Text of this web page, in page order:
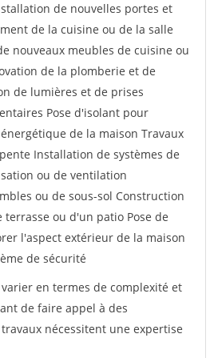
de nouvelles portes et
de la cuisine ou de la salle
nouveaux meubles de cuisine ou
de la plomberie et de
de lumières et de prises
Pose d'isolant pour
de la maison Travaux
Installation de systèmes de
ou de ventilation
ou de sous-sol Construction
ou d'un patio Pose de
l'aspect extérieur de la maison
de sécurité
en termes de complexité et
de faire appel à des
nécessitent une expertise